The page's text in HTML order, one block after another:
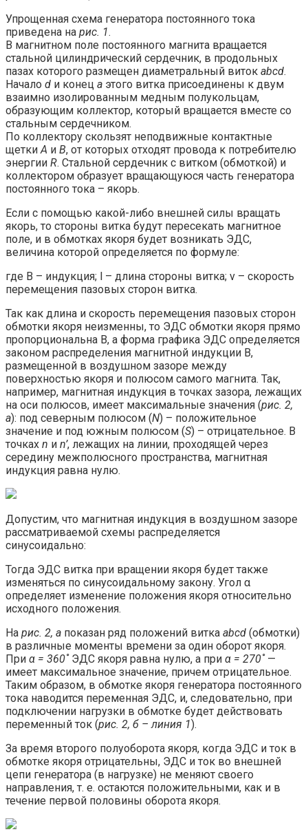
Упрощенная схема генератора постоянного тока
приведена на рис. 1.
В магнитном поле постоянного магнита вращается
стальной цилиндрический сердечник, в продольных
пазах которого размещен диаметральный виток abcd.
Начало d и конец a этого витка присоединены к двум
взаимно изолированным медным полукольцам,
образующим коллектор, который вращается вместе со
стальным сердечником.
По коллектору скользят неподвижные контактные
щетки А и В, от которых отходят провода к потребителю
энергии R. Стальной сердечник с витком (обмоткой) и
коллектором образует вращающуюся часть генератора
постоянного тока – якорь.
Если с помощью какой-либо внешней силы вращать
якорь, то стороны витка будут пересекать магнитное
поле, и в обмотках якоря будет возникать ЭДС,
величина которой определяется по формуле:
где B – индукция; l – длина стороны витка; v – скорость
перемещения пазовых сторон витка.
Так как длина и скорость перемещения пазовых сторон
обмотки якоря неизменны, то ЭДС обмотки якоря прямо
пропорциональна B, а форма графика ЭДС определяется
законом распределения магнитной индукции B,
размещенной в воздушном зазоре между
поверхностью якоря и полюсом самого магнита. Так,
например, магнитная индукция в точках зазора, лежащих
на оси полюсов, имеет максимальные значения (рис. 2,
а): под северным полюсом (N) – положительное
значение и под южным полюсом (S) – отрицательное. В
точках n и n’, лежащих на линии, проходящей через
середину межполюсного пространства, магнитная
индукция равна нулю.
Допустим, что магнитная индукция в воздушном зазоре
рассматриваемой схемы распределяется
синусоидально:
Тогда ЭДС витка при вращении якоря будет также
изменяться по синусоидальному закону. Угол α
определяет изменение положения якоря относительно
исходного положения.
На рис. 2, а показан ряд положений витка abcd (обмотки)
в различные моменты времени за один оборот якоря.
При α = 360˚ЭДС якоря равна нулю, а при α = 270˚—
имеет максимальное значение, причем отрицательное.
Таким образом, в обмотке якоря генератора постоянного
тока наводится переменная ЭДС, и, следовательно, при
подключении нагрузки в обмотке будет действовать
переменный ток (рис. 2, б – линия 1).
За время второго полуоборота якоря, когда ЭДС и ток в
обмотке якоря отрицательны, ЭДС и ток во внешней
цепи генератора (в нагрузке) не меняют своего
направления, т. е. остаются положительными, как и в
течение первой половины оборота якоря.